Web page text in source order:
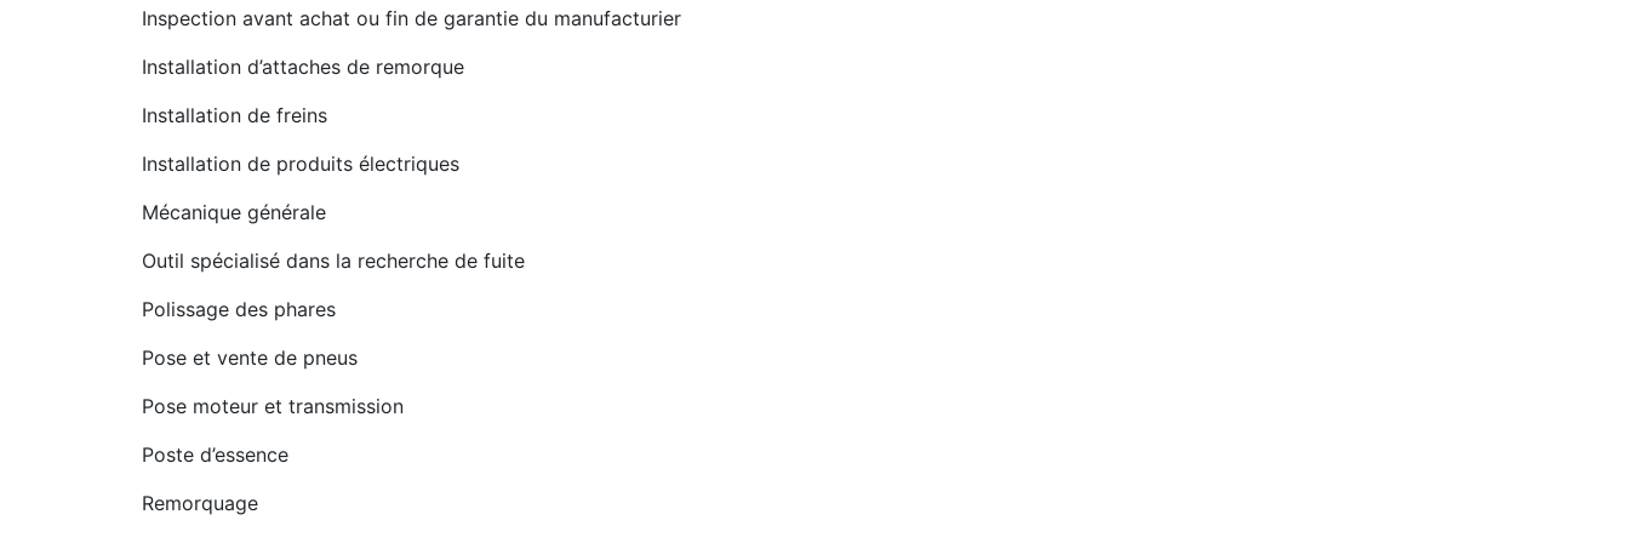
Inspection avant achat ou fin de garantie du manufacturier
Installation d’attaches de remorque
Installation de freins
Installation de produits électriques
Mécanique générale
Outil spécialisé dans la recherche de fuite
Polissage des phares
Pose et vente de pneus
Pose moteur et transmission
Poste d’essence
Remorquage